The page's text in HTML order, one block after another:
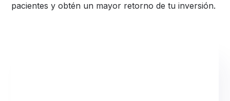
pacientes y obtén un mayor retorno de tu inversión.